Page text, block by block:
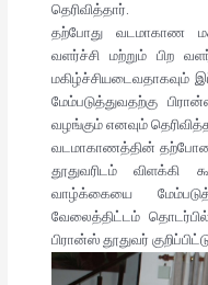
தெரிவித்தார்.
தற்போது வடமாகாண
வளர்ச்சி மற்றும் பிற
மகிழ்ச்சியடைவதாகவும்
மேம்படுத்துவதற்கு
வழங்கும் எனவும்
வடமாகாணத்தின்
தூதுவரிடம் விளக்கி
வாழ்க்கையை
வேலைத்திட்டம்
பிரான்ஸ் தூதுவர்